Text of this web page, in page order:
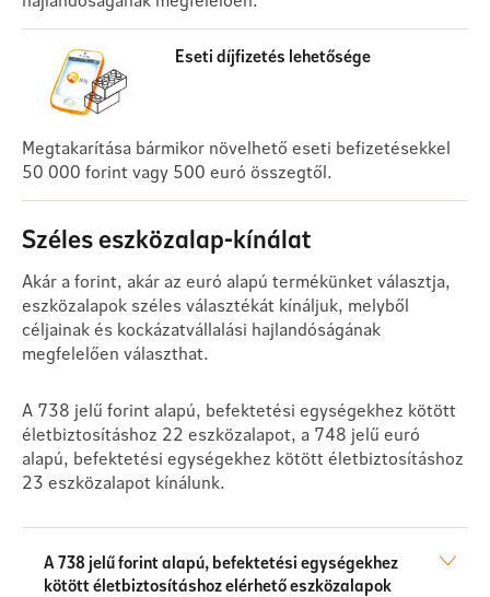
Eseti díjfizetés lehetősége
Megtakarítása bármikor növelhető eseti befizetésekkel
50 000 forint vagy 500 euró összegtől.
Széles eszközalap-kínálat
Akár a forint, akár az euró alapú termékünket választja,
eszközalapok széles választékát kínáljuk, melyből
céljainak és kockázatvállalási hajlandóságának
megfelelően választhat.
A 738 jelű forint alapú, befektetési egységekhez kötött
életbiztosításhoz 22 eszközalapot, a 748 jelű euró
alapú, befektetési egységekhez kötött életbiztosításhoz
23 eszközalapot kínálunk.
A 738 jelű forint alapú, befektetési egységekhez
kötött életbiztosításhoz elérhető eszközalapok